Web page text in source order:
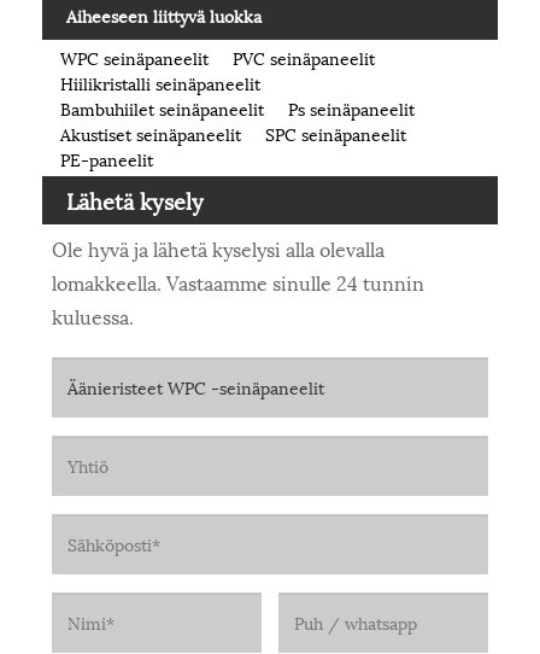
Aiheeseen liittyvä luokka
WPC seinäpaneelit
PVC seinäpaneelit
Hiilikristalli seinäpaneelit
Bambuhiilet seinäpaneelit
Ps seinäpaneelit
Akustiset seinäpaneelit
SPC seinäpaneelit
PE-paneelit
Lähetä kysely
Ole hyvä ja lähetä kyselysi alla olevalla
lomakkeella. Vastaamme sinulle 24 tunnin
kuluessa.